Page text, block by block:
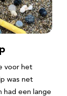
voor het
was net
had een lange